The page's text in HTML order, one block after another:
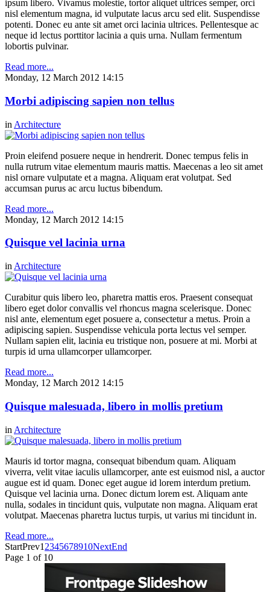
ipsum libero. Vivamus molestie, tortor aliquet ultrices semper, orci
nisl elementum magna, id vulputate lacus arcu sed elit. Suspendisse
potenti. Donec eu ante sit amet orci lacinia ultrices. Pellentesque ac
neque id lectus porttitor lacinia a quis urna. Nullam fermentum
lobortis pulvinar.
Read more...
Monday, 12 March 2012 14:15
Morbi adipiscing sapien non tellus
in Architecture
Proin eleifend posuere neque in hendrerit. Donec tempus felis in
nulla rutrum vitae elementum mauris mattis. Maecenas a leo sit amet
nisl ornare vulputate et a magna. Aliquam erat volutpat. Sed
accumsan purus ac arcu luctus bibendum.
Read more...
Monday, 12 March 2012 14:15
Quisque vel lacinia urna
in Architecture
Curabitur quis libero leo, pharetra mattis eros. Praesent consequat
libero eget dolor convallis vel rhoncus magna scelerisque. Donec
nisl ante, elementum eget posuere a, consectetur a metus. Proin a
adipiscing sapien. Suspendisse vehicula porta lectus vel semper.
Nullam sapien elit, lacinia eu tristique non, posuere at mi. Morbi at
turpis id urna ullamcorper ullamcorper.
Read more...
Monday, 12 March 2012 14:15
Quisque malesuada, libero in mollis pretium
in Architecture
Mauris id tortor magna, consequat bibendum quam. Aliquam
viverra, velit vitae iaculis ullamcorper, ante est euismod nisl, a auctor
augue est id quam. Donec eget augue id lorem interdum pretium.
Quisque vel lacinia urna. Donec dictum lorem est. Aliquam ante
nulla, sodales in tincidunt quis, vulputate non magna. Aliquam erat
volutpat. Maecenas pharetra luctus turpis, ut varius mi tincidunt in.
Read more...
StartPrev1 2345678910NextEnd
Page 1 of 10